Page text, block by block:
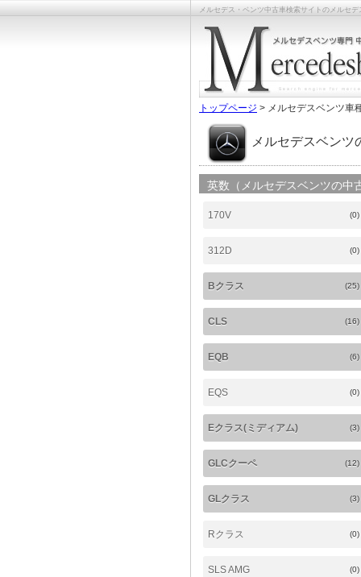
メルセデス・ベンツ中古車検索サイトのメルセ
トップページ > メルセデスベンツ車
メルセデスベンツ
英数（メルセデスベンツの中
170V (0)
312D (0)
Bクラス (25)
CLS (16)
EQB (6)
EQS (0)
Eクラス(ミディアム) (3)
GLCクーペ (12)
GLクラス (3)
Rクラス (0)
SLS AMG (0)